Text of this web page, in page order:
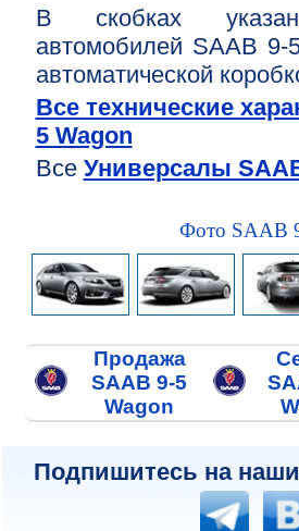
В скобках
автомобилей SAAB
автоматической
Все технические
5 Wagon
Все Универсалы
Фото SAAB
Продажа
SAAB 9-5
Wagon
Подпишитесь на